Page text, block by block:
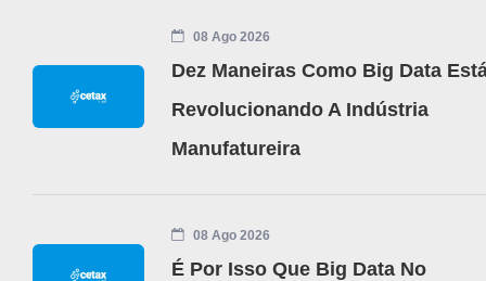
08 Ago 2026
Dez Maneiras Como Big Data
Revolucionando A Indústria
Manufatureira
08 Ago 2026
É Por Isso Que Big Data No